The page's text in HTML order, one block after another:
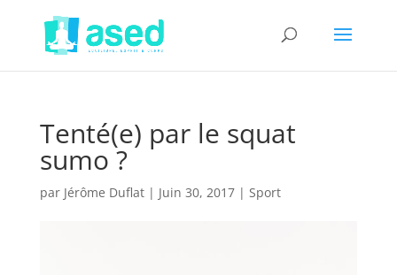
Tenté(e) par le squat
sumo ?
par Jérôme Duflat| Juin 30, 2017| Sport